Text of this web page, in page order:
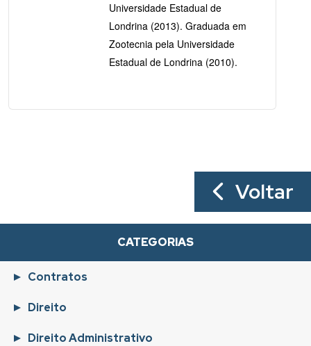
Universidade Estadual de
Londrina (2013). Graduada em
Zootecnia pela Universidade
Estadual de Londrina (2010).
Voltar
CATEGORIAS
Contratos
Direito
Direito Administrativo